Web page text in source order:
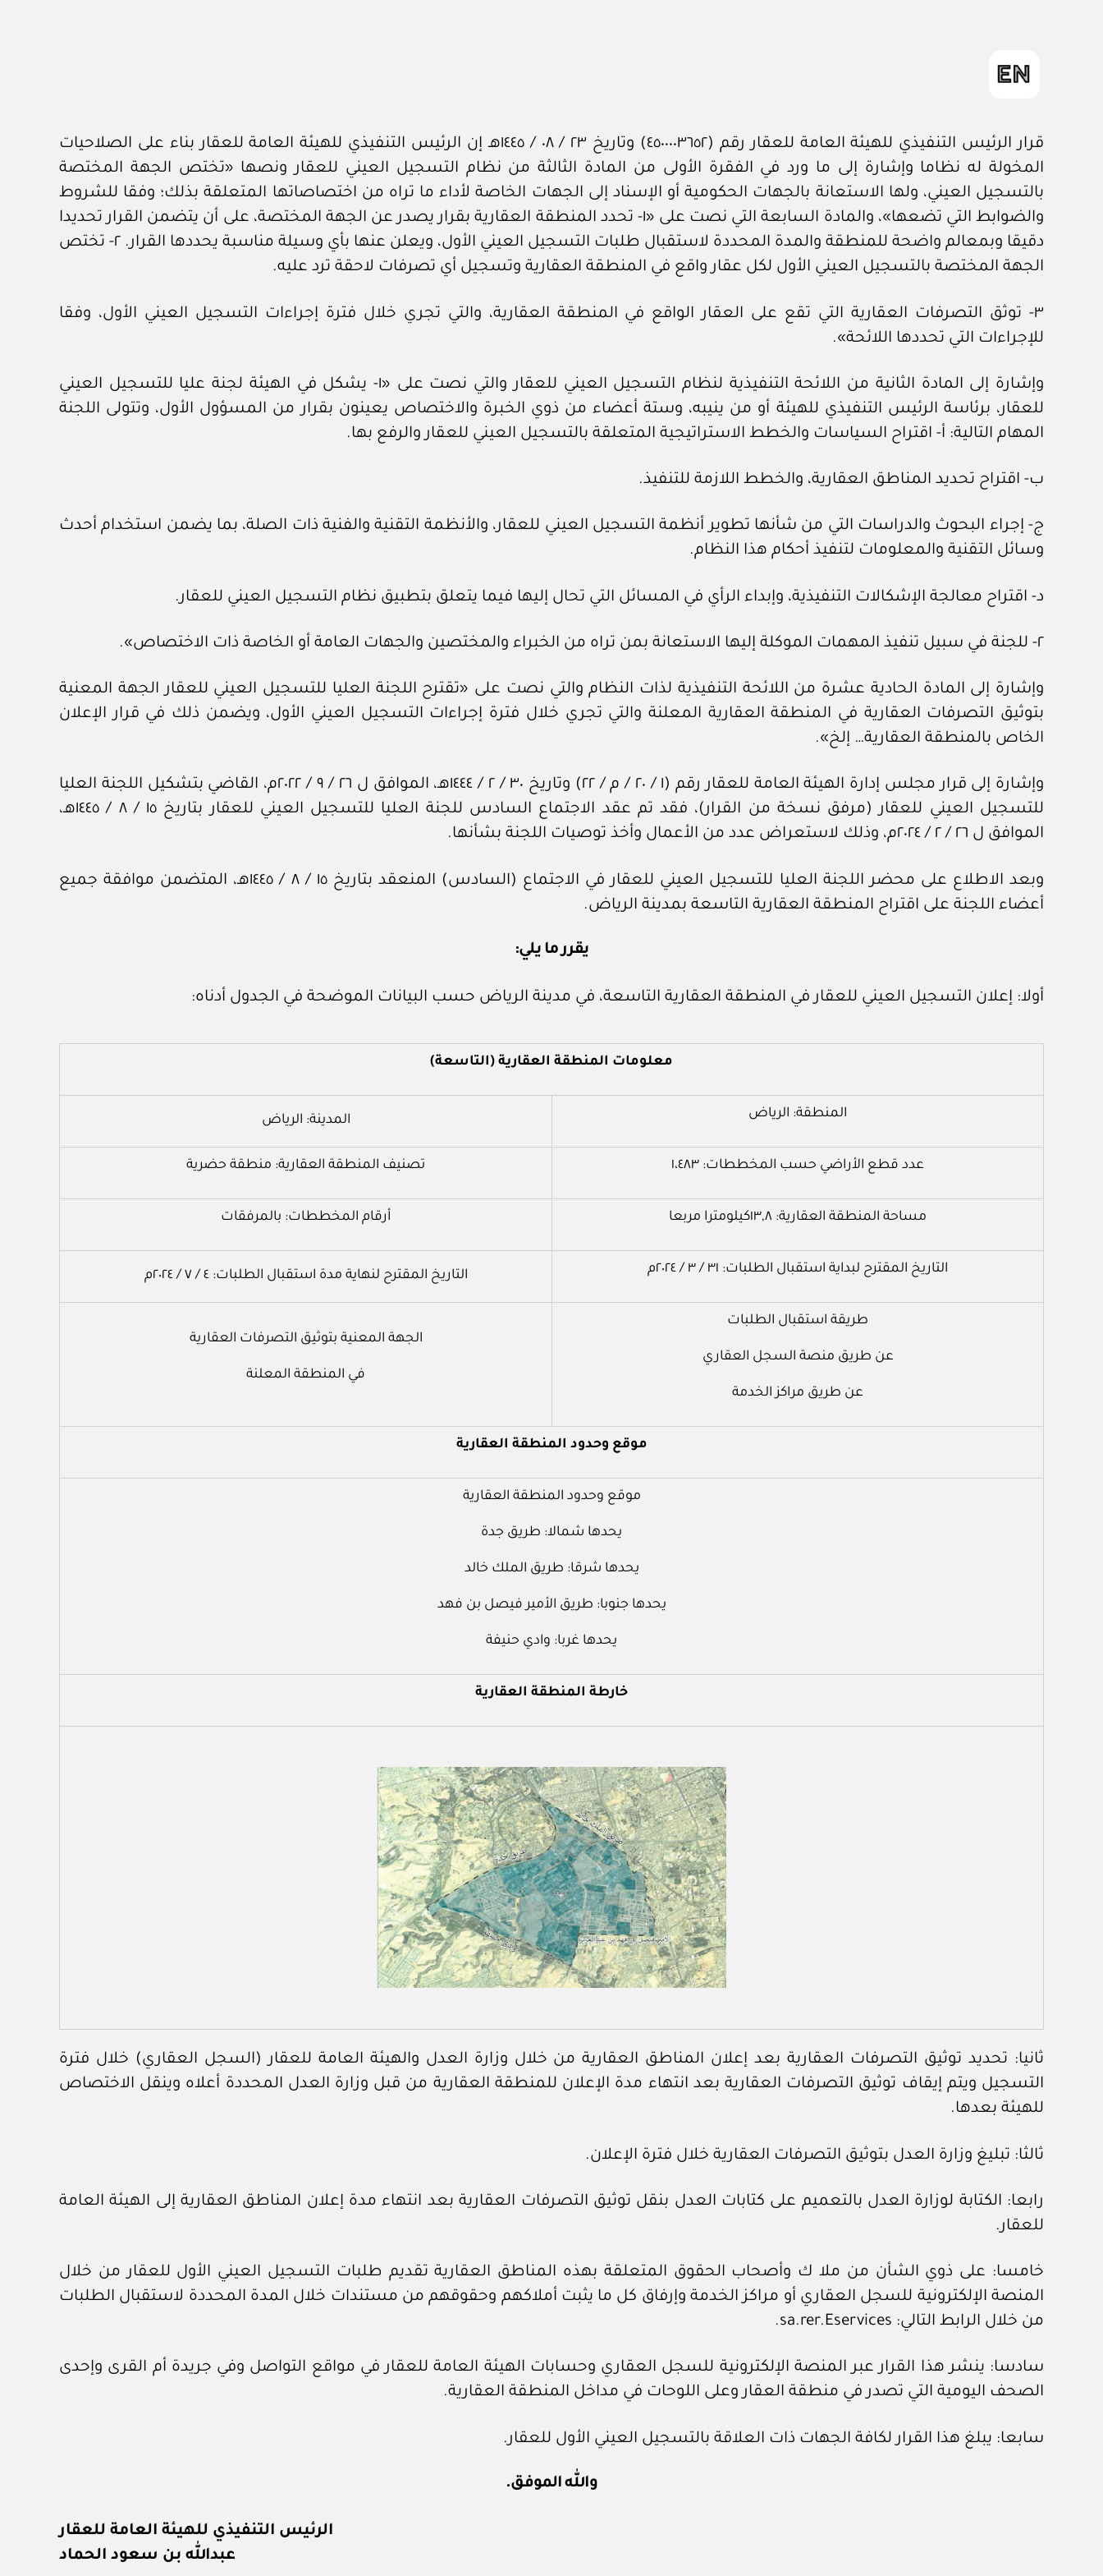
قرار الرئيس التنفيذي للهيئة العامة للعقار رقم (٤٥٠٠٠٠٣٦٥٢) وتاريخ ٢٣ / ٠٨ / ١٤٤٥هـ إن الرئيس التنفيذي للهيئة العامة للعقار بناء على الصلاحيات
المخولة له نظاما وإشارة إلى ما ورد في الفقرة الأولى من المادة الثالثة من نظام التسجيل العيني للعقار ونصها «تختص الجهة المختصة
بالتسجيل العيني، ولها الاستعانة بالجهات الحكومية أو الإسناد إلى الجهات الخاصة لأداء ما تراه من اختصاصاتها المتعلقة بذلك؛ وفقا للشروط
والضوابط التي تضعها»، والمادة السابعة التي نصت على «١- تحدد المنطقة العقارية بقرار يصدر عن الجهة المختصة، على أن يتضمن القرار تحديدا
دقيقا وبمعالم واضحة للمنطقة والمدة المحددة لاستقبال طلبات التسجيل العيني الأول، ويعلن عنها بأي وسيلة مناسبة يحددها القرار. ٢- تختص
الجهة المختصة بالتسجيل العيني الأول لكل عقار واقع في المنطقة العقارية وتسجيل أي تصرفات لاحقة ترد عليه.
٣- توثق التصرفات العقارية التي تقع على العقار الواقع في المنطقة العقارية، والتي تجري خلال فترة إجراءات التسجيل العيني الأول، وفقا
للإجراءات التي تحددها اللائحة».
وإشارة إلى المادة الثانية من اللائحة التنفيذية لنظام التسجيل العيني للعقار والتي نصت على «١- يشكل في الهيئة لجنة عليا للتسجيل العيني
للعقار، برئاسة الرئيس التنفيذي للهيئة أو من ينيبه، وستة أعضاء من ذوي الخبرة والاختصاص يعينون بقرار من المسؤول الأول، وتتولى اللجنة
المهام التالية: ‌أ- اقتراح السياسات والخطط الاستراتيجية المتعلقة بالتسجيل العيني للعقار والرفع بها.
‌ب- اقتراح تحديد المناطق العقارية، والخطط اللازمة للتنفيذ.
‌ج- إجراء البحوث والدراسات التي من شأنها تطوير أنظمة التسجيل العيني للعقار، والأنظمة التقنية والفنية ذات الصلة، بما يضمن استخدام أحدث
وسائل التقنية والمعلومات لتنفيذ أحكام هذا النظام.
‌د- اقتراح معالجة الإشكالات التنفيذية، وإبداء الرأي في المسائل التي تحال إليها فيما يتعلق بتطبيق نظام التسجيل العيني للعقار.
٢- للجنة في سبيل تنفيذ المهمات الموكلة إليها الاستعانة بمن تراه من الخبراء والمختصين والجهات العامة أو الخاصة ذات الاختصاص».
وإشارة إلى المادة الحادية عشرة من اللائحة التنفيذية لذات النظام والتي نصت على «تقترح اللجنة العليا للتسجيل العيني للعقار الجهة المعنية
بتوثيق التصرفات العقارية في المنطقة العقارية المعلنة والتي تجري خلال فترة إجراءات التسجيل العيني الأول، ويضمن ذلك في قرار الإعلان
الخاص بالمنطقة العقارية… إلخ».
وإشارة إلى قرار مجلس إدارة الهيئة العامة للعقار رقم (١ / ٢٠ / م / ٢٢) وتاريخ ٣٠ / ٢ / ١٤٤٤هـ، الموافق ل ٢٦ / ٩ / ٢٠٢٢م، القاضي بتشكيل اللجنة العليا
للتسجيل العيني للعقار (مرفق نسخة من القرار)، فقد تم عقد الاجتماع السادس للجنة العليا للتسجيل العيني للعقار بتاريخ ١٥ / ٨ / ١٤٤٥هـ،
الموافق ل ٢٦ / ٢ / ٢٠٢٤م، وذلك لاستعراض عدد من الأعمال وأخذ توصيات اللجنة بشأنها.
وبعد الاطلاع على محضر اللجنة العليا للتسجيل العيني للعقار في الاجتماع (السادس) المنعقد بتاريخ ١٥ / ٨ / ١٤٤٥هـ، المتضمن موافقة جميع
أعضاء اللجنة على اقتراح المنطقة العقارية التاسعة بمدينة الرياض.
يقرر ما يلي:
أولا: إعلان التسجيل العيني للعقار في المنطقة العقارية التاسعة، في مدينة الرياض حسب البيانات الموضحة في الجدول أدناه:
معلومات المنطقة العقارية (التاسعة)
المنطقة: الرياض المدينة: الرياض
عدد قطع الأراضي حسب المخططات: ١،٤٨٣ تصنيف المنطقة العقارية: منطقة حضرية
مساحة المنطقة العقارية: ١٣,٨كيلومترا مربعا أرقام المخططات: بالمرفقات
التاريخ المقترح لبداية استقبال الطلبات: ٣١ / ٣ / ٢٠٢٤م التاريخ المقترح لنهاية مدة استقبال الطلبات: ٤ / ٧ / ٢٠٢٤م
طريقة استقبال الطلبات
عن طريق منصة السجل العقاري
عن طريق مراكز الخدمة
الجهة المعنية بتوثيق التصرفات العقارية
في المنطقة المعلنة
‌موقع وحدود المنطقة العقارية
‌موقع وحدود المنطقة العقارية
يحدها شمالا: طريق جدة
يحدها شرقا: طريق الملك خالد
يحدها جنوبا: طريق الأمير فيصل بن فهد
يحدها غربا: وادي حنيفة
خارطة المنطقة العقارية
ثانيا: تحديد توثيق التصرفات العقارية بعد إعلان المناطق العقارية من خلال وزارة العدل والهيئة العامة للعقار (السجل العقاري) خلال فترة
التسجيل ويتم إيقاف توثيق التصرفات العقارية بعد انتهاء مدة الإعلان للمنطقة العقارية من قبل وزارة العدل المحددة أعلاه وينقل الاختصاص
للهيئة بعدها.
ثالثا: تبليغ وزارة العدل بتوثيق التصرفات العقارية خلال فترة الإعلان.
رابعا: الكتابة لوزارة العدل بالتعميم على كتابات العدل بنقل توثيق التصرفات العقارية بعد انتهاء مدة إعلان المناطق العقارية إلى الهيئة العامة
للعقار.
خامسا: على ذوي الشأن من ملا ك وأصحاب الحقوق المتعلقة بهذه المناطق العقارية تقديم طلبات التسجيل العيني الأول للعقار من خلال
المنصة الإلكترونية للسجل العقاري أو مراكز الخدمة وإرفاق كل ما يثبت أملاكهم وحقوقهم من مستندات خلال المدة المحددة لاستقبال الطلبات
من خلال الرابط التالي: sa.rer.Eservices.
سادسا: ينشر هذا القرار عبر المنصة الإلكترونية للسجل العقاري وحسابات الهيئة العامة للعقار في مواقع التواصل وفي جريدة أم القرى وإحدى
الصحف اليومية التي تصدر في منطقة العقار وعلى اللوحات في مداخل المنطقة العقارية.
سابعا: يبلغ هذا القرار لكافة الجهات ذات العلاقة بالتسجيل العيني الأول للعقار.
والله الموفق.
الرئيس التنفيذي للهيئة العامة للعقار
عبدالله بن سعود الحماد